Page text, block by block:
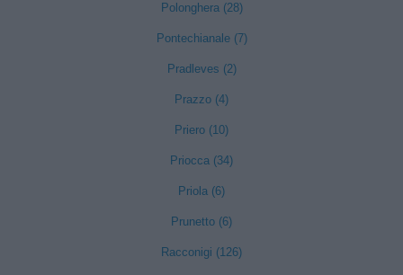
Polonghera (28)
Pontechianale (7)
Pradleves (2)
Prazzo (4)
Priero (10)
Priocca (34)
Priola (6)
Prunetto (6)
Racconigi (126)